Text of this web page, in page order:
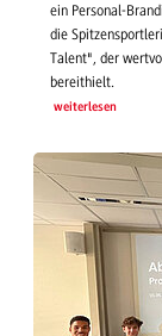
ein Personal-
die
Talent", der
bereithielt.
weiterlesen